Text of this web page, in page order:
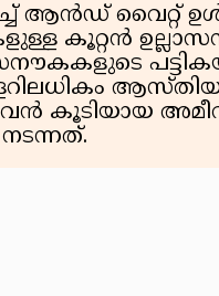
ആൻഡ് വൈറ്റ്
കൂറ്റൻ
കൂടിയായ